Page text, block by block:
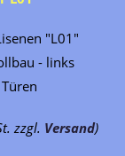
"L01"
- links
zzgl. Versand)